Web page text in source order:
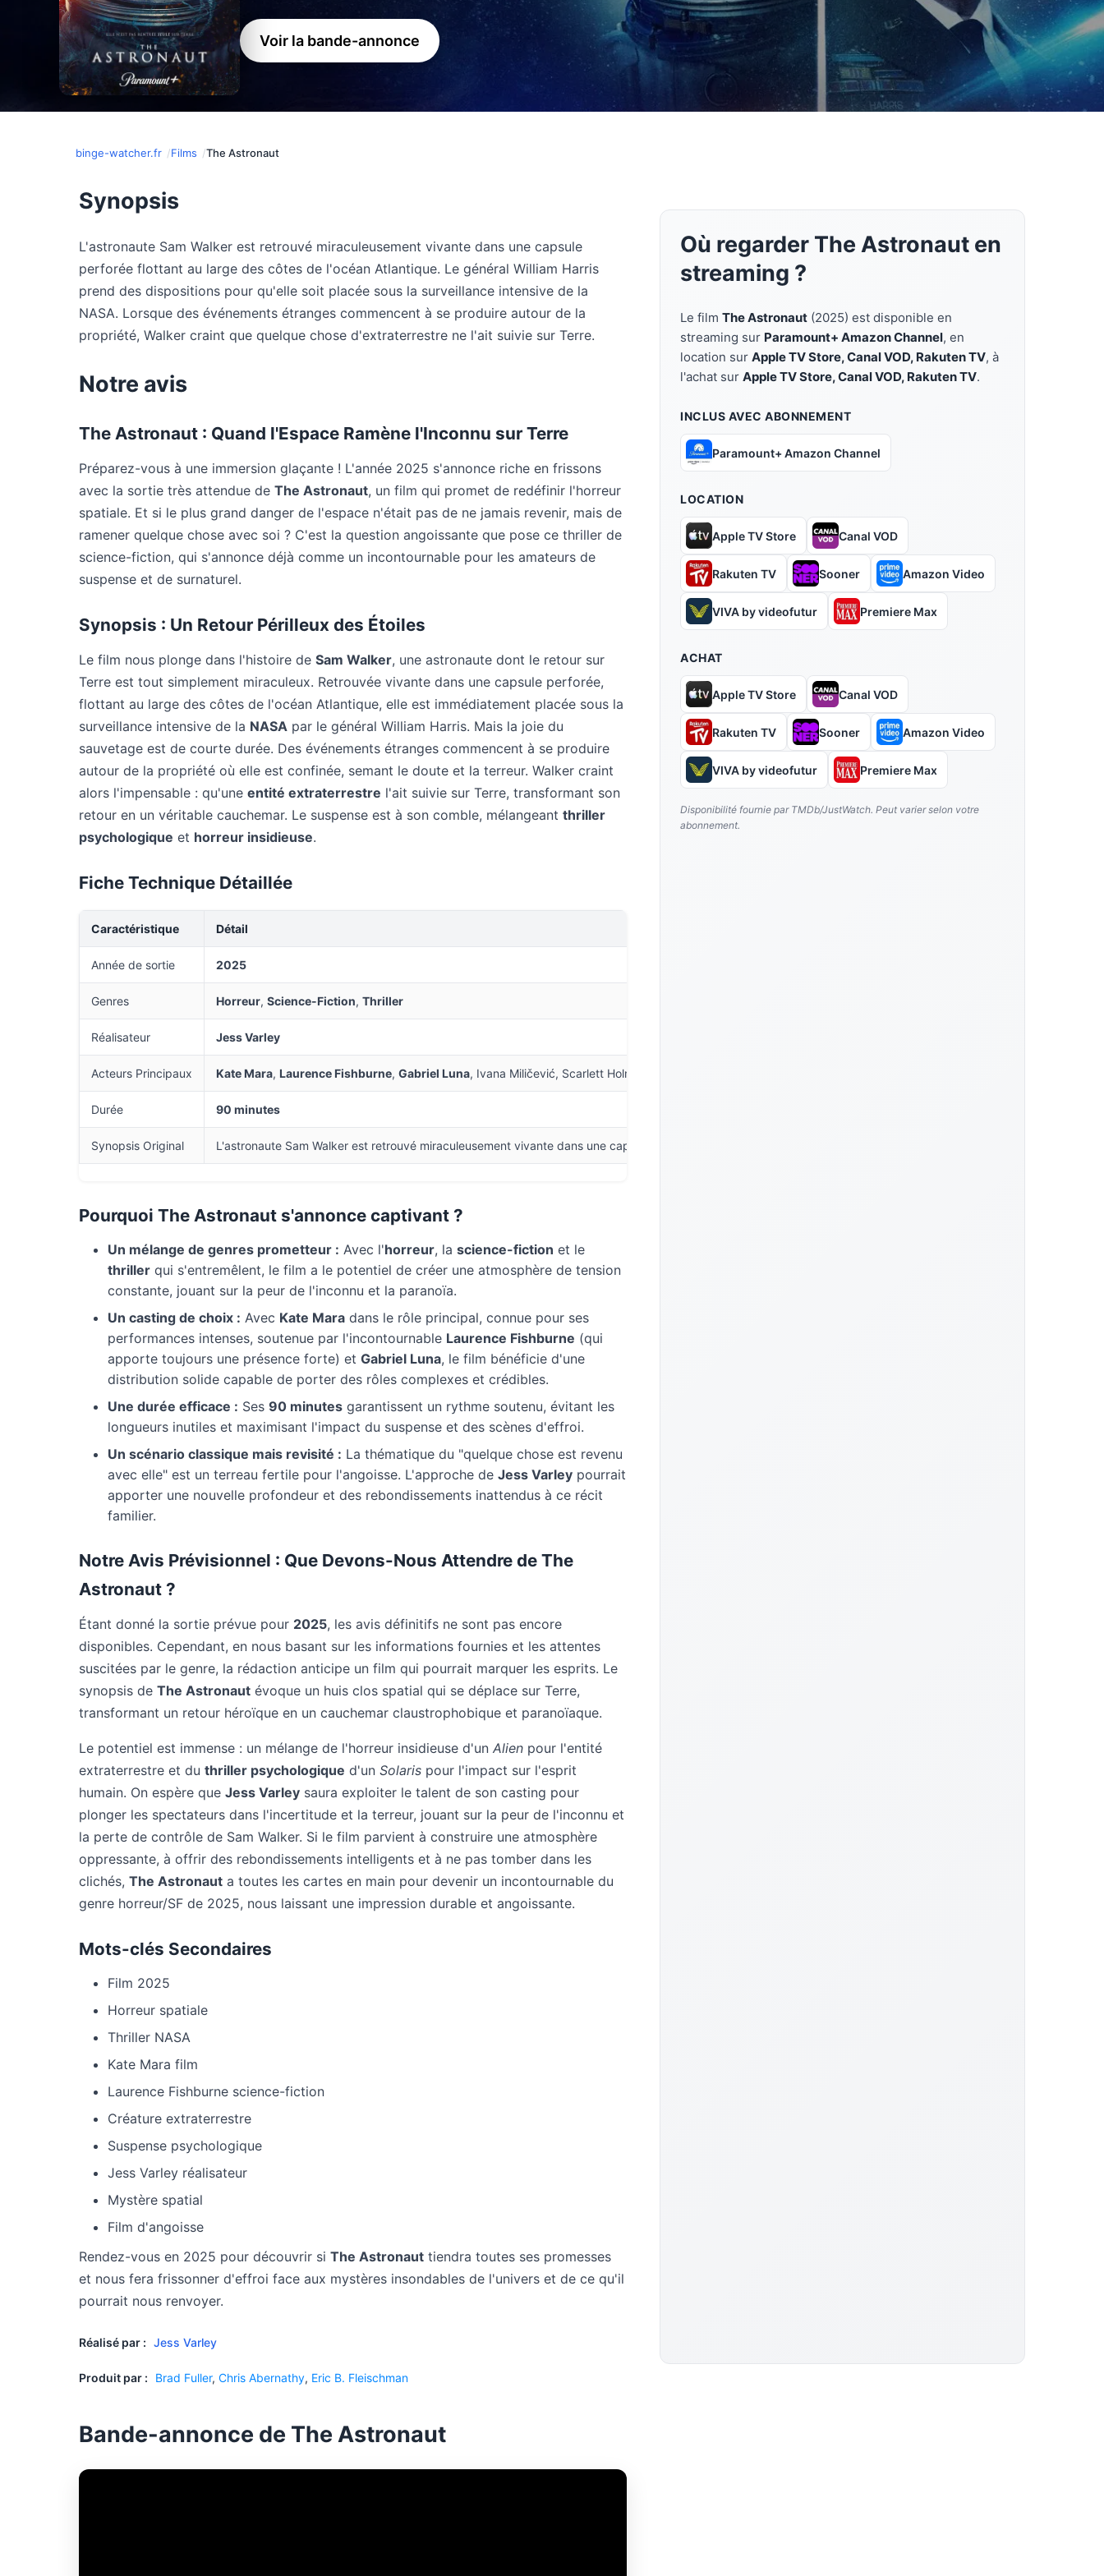
Voir la bande-annonce
binge-watcher.fr Films The Astronaut
Synopsis
L'astronaute Sam Walker est retrouvé miraculeusement vivante dans une capsule
perforée flottant au large des côtes de l'océan Atlantique. Le général William Harris
prend des dispositions pour qu'elle soit placée sous la surveillance intensive de la
NASA. Lorsque des événements étranges commencent à se produire autour de la
propriété, Walker craint que quelque chose d'extraterrestre ne l'ait suivie sur Terre.
Notre avis
The Astronaut : Quand l'Espace Ramène l'Inconnu sur Terre
Préparez-vous à une immersion glaçante ! L'année 2025 s'annonce riche en frissons
avec la sortie très attendue de The Astronaut, un film qui promet de redéfinir l'horreur
spatiale. Et si le plus grand danger de l'espace n'était pas de ne jamais revenir, mais de
ramener quelque chose avec soi ? C'est la question angoissante que pose ce thriller de
science-fiction, qui s'annonce déjà comme un incontournable pour les amateurs de
suspense et de surnaturel.
Synopsis : Un Retour Périlleux des Étoiles
Le film nous plonge dans l'histoire de Sam Walker, une astronaute dont le retour sur
Terre est tout simplement miraculeux. Retrouvée vivante dans une capsule perforée,
flottant au large des côtes de l'océan Atlantique, elle est immédiatement placée sous la
surveillance intensive de la NASA par le général William Harris. Mais la joie du
sauvetage est de courte durée. Des événements étranges commencent à se produire
autour de la propriété où elle est confinée, semant le doute et la terreur. Walker craint
alors l'impensable : qu'une entité extraterrestre l'ait suivie sur Terre, transformant son
retour en un véritable cauchemar. Le suspense est à son comble, mélangeant thriller
psychologique et horreur insidieuse.
Fiche Technique Détaillée
Caractéristique Détail
Année de sortie 2025
Genres Horreur, Science-Fiction, Thriller
Réalisateur Jess Varley
Acteurs Principaux Kate Mara, Laurence Fishburne, Gabriel Luna, Ivana Miličević, Scarlett Holmes, Macy Gray, Reza Diako, Daniel Quirke, Daiana Madeira, Christine Abernathy
Durée 90 minutes
Synopsis Original L'astronaute Sam Walker est retrouvé miraculeusement vivante dans une capsule perforée flottant au large des côtes de l'océan Atlantique. Le général William
Pourquoi The Astronaut s'annonce captivant ?
Un mélange de genres prometteur : Avec l'horreur, la science-fiction et le
thriller qui s'entremêlent, le film a le potentiel de créer une atmosphère de tension
constante, jouant sur la peur de l'inconnu et la paranoïa.
Un casting de choix : Avec Kate Mara dans le rôle principal, connue pour ses
performances intenses, soutenue par l'incontournable Laurence Fishburne (qui
apporte toujours une présence forte) et Gabriel Luna, le film bénéficie d'une
distribution solide capable de porter des rôles complexes et crédibles.
Une durée efficace : Ses 90 minutes garantissent un rythme soutenu, évitant les
longueurs inutiles et maximisant l'impact du suspense et des scènes d'effroi.
Un scénario classique mais revisité : La thématique du "quelque chose est revenu
avec elle" est un terreau fertile pour l'angoisse. L'approche de Jess Varley pourrait
apporter une nouvelle profondeur et des rebondissements inattendus à ce récit
familier.
Notre Avis Prévisionnel : Que Devons-Nous Attendre de The
Astronaut ?
Étant donné la sortie prévue pour 2025, les avis définitifs ne sont pas encore
disponibles. Cependant, en nous basant sur les informations fournies et les attentes
suscitées par le genre, la rédaction anticipe un film qui pourrait marquer les esprits. Le
synopsis de The Astronaut évoque un huis clos spatial qui se déplace sur Terre,
transformant un retour héroïque en un cauchemar claustrophobique et paranoïaque.
Le potentiel est immense : un mélange de l'horreur insidieuse d'un Alien pour l'entité
extraterrestre et du thriller psychologique d'un Solaris pour l'impact sur l'esprit
humain. On espère que Jess Varley saura exploiter le talent de son casting pour
plonger les spectateurs dans l'incertitude et la terreur, jouant sur la peur de l'inconnu et
la perte de contrôle de Sam Walker. Si le film parvient à construire une atmosphère
oppressante, à offrir des rebondissements intelligents et à ne pas tomber dans les
clichés, The Astronaut a toutes les cartes en main pour devenir un incontournable du
genre horreur/SF de 2025, nous laissant une impression durable et angoissante.
Mots-clés Secondaires
Film 2025
Horreur spatiale
Thriller NASA
Kate Mara film
Laurence Fishburne science-fiction
Créature extraterrestre
Suspense psychologique
Jess Varley réalisateur
Mystère spatial
Film d'angoisse
Rendez-vous en 2025 pour découvrir si The Astronaut tiendra toutes ses promesses
et nous fera frissonner d'effroi face aux mystères insondables de l'univers et de ce qu'il
pourrait nous renvoyer.
Réalisé par : Jess Varley
Produit par : Brad Fuller, Chris Abernathy, Eric B. Fleischman
Où regarder The Astronaut en
streaming ?
Le filmThe Astronaut (2025) est disponible en
streaming sur Paramount+ Amazon Channel, en
location surApple TV Store, Canal VOD, Rakuten TV, à
l'achat surApple TV Store, Canal VOD, Rakuten TV.
INCLUS AVEC ABONNEMENT
Paramount+ Amazon Channel
LOCATION
Apple TV Store Canal VOD
Rakuten TV Sooner Amazon Video
VIVA by videofutur Premiere Max
ACHAT
Apple TV Store Canal VOD
Rakuten TV Sooner Amazon Video
VIVA by videofutur Premiere Max
Disponibilité fournie par TMDb/JustWatch. Peut varier selon votre
abonnement.
Bande-annonce de The Astronaut